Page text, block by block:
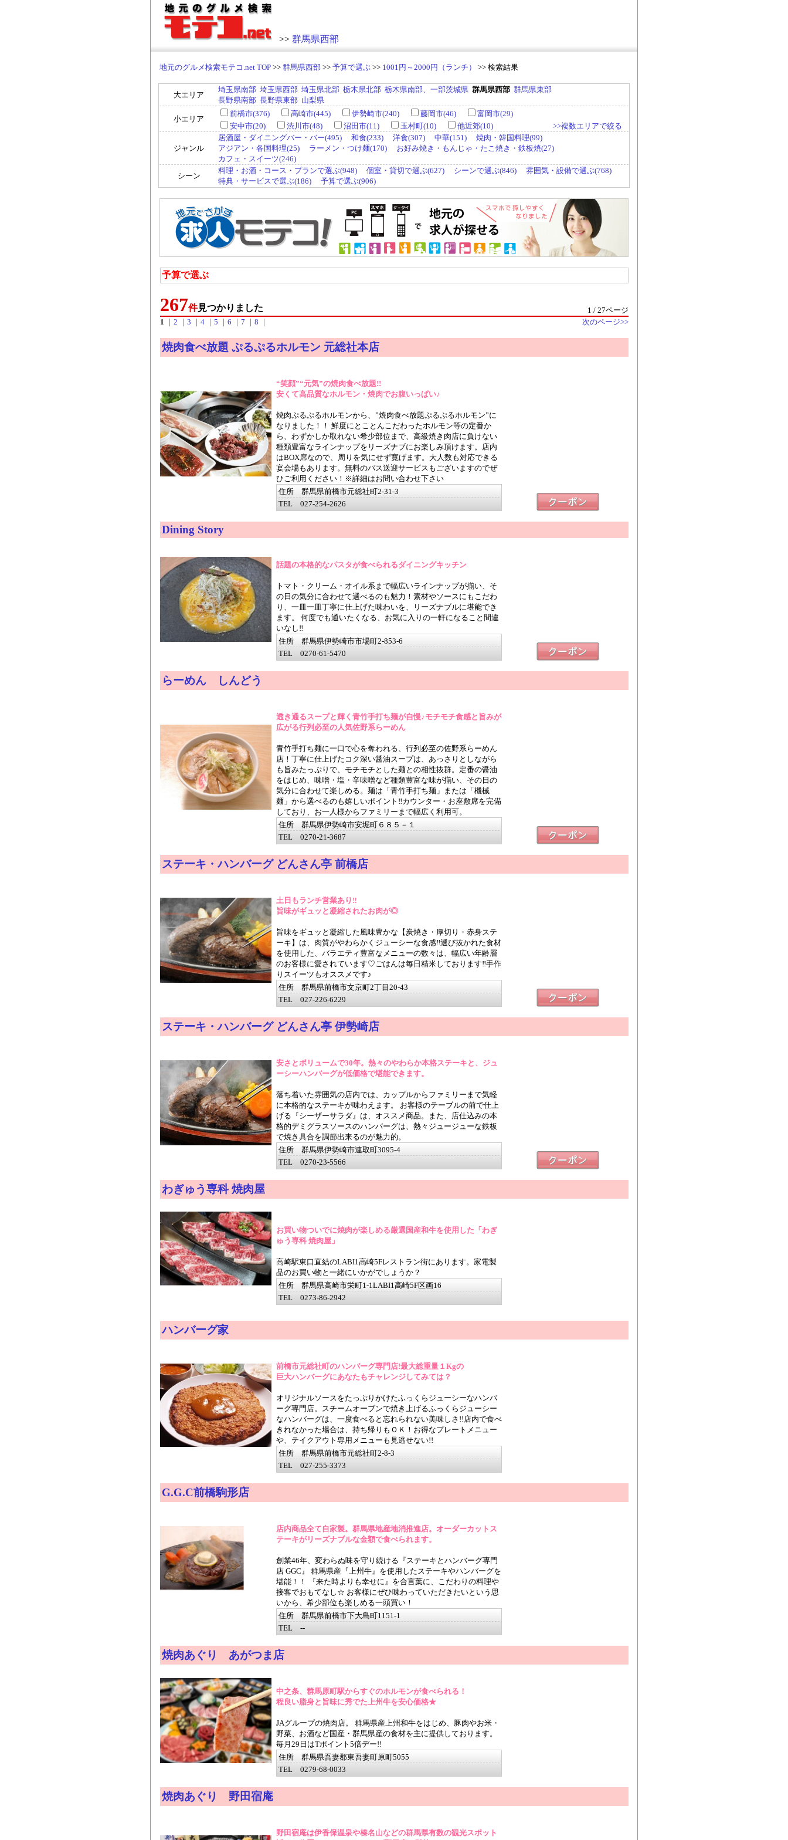
>> 群馬県西部
地元のグルメ検索モテコ.net TOP >> 群馬県西部 >> 予算で選ぶ >> 1001円～2000円（ランチ） >> 検索結果
大エリア
埼玉県南部 埼玉県西部 埼玉県北部 栃木県北部 栃木県南部、一部茨城県 群馬県西部 群馬県東部
長野県南部 長野県東部 山梨県
小エリア
前橋市(376) 高崎市(445) 伊勢崎市(240) 藤岡市(46)
富岡市(29)
安中市(20)
渋川市(48) 沼田市(11) 玉村町(10) 他近郊(10) >>複数エリアで絞る
ジャンル
居酒屋・ダイニングバー・バー(495) 和食(233) 洋食(307) 中華(151)
焼肉・韓国料理(99)
アジアン・各国料理(25)
ラーメン・つけ麺(170)
お好み焼き・もんじゃ・たこ焼き・鉄板焼(27)
カフェ・スイーツ(246)
シーン
料理・お酒・コース・プランで選ぶ(948) 個室・貸切で選ぶ(627) シーンで選ぶ(846)
雰囲気・設備で選ぶ(768)
特典・サービスで選ぶ(186)
予算で選ぶ(906)
予算で選ぶ
267件見つかりました
1 / 27ページ
1
｜ 2 ｜ 3 ｜ 4 ｜ 5 ｜ 6 ｜ 7 ｜ 8 ｜ 次のページ>>
焼肉食べ放題 ぷるぷるホルモン 元総社本店
“笑顔”“元気”の焼肉食べ放題!!
安くて高品質なホルモン・焼肉でお腹いっぱい♪
焼肉ぷるぷるホルモンから、”焼肉食べ放題ぷるぷるホルモン”に
なりました！！ 鮮度にとことんこだわったホルモン等の定番か
ら、わずかしか取れない希少部位まで、高級焼き肉店に負けない
種類豊富なラインナップをリーズナブにお楽しみ頂けます。店内
はBOX席なので、周りを気にせず寛げます。大人数も対応できる
宴会場もあります。無料のバス送迎サービスもございますのでぜ
ひご利用ください！※詳細はお問い合わせ下さい
住所 群馬県前橋市元総社町2-31-3
TEL 027-254-2626
Dining Story
話題の本格的なパスタが食べられるダイニングキッチン
トマト・クリーム・オイル系まで幅広いラインナップが揃い、そ
の日の気分に合わせて選べるのも魅力！素材やソースにもこだわ
り、一皿一皿丁寧に仕上げた味わいを、リーズナブルに堪能でき
ます。 何度でも通いたくなる、お気に入りの一軒になること間違
いなし‼
住所 群馬県伊勢崎市市場町2-853-6
TEL 0270-61-5470
らーめん しんどう
透き通るスープと輝く青竹手打ち麺が自慢♪モチモチ食感と旨みが
広がる行列必至の人気佐野系らーめん
青竹手打ち麺に一口で心を奪われる、行列必至の佐野系らーめん
店！丁寧に仕上げたコク深い醤油スープは、あっさりとしながら
も旨みたっぷりで、モチモチとした麺との相性抜群。定番の醤油
をはじめ、味噌・塩・辛味噌など種類豊富な味が揃い、その日の
気分に合わせて楽しめる。麺は「青竹手打ち麺」または「機械
麺」から選べるのも嬉しいポイント‼カウンター・お座敷席を完備
しており、お一人様からファミリーまで幅広く利用可。
住所 群馬県伊勢崎市安堀町６８５－１
TEL 0270-21-3687
ステーキ・ハンバーグ どんさん亭 前橋店
土日もランチ営業あり‼
旨味がギュッと凝縮されたお肉が◎
旨味をギュッと凝縮した風味豊かな【炭焼き・厚切り・赤身ステ
ーキ】は、肉質がやわらかくジューシーな食感‼選び抜かれた食材
を使用した、バラエティ豊富なメニューの数々は、幅広い年齢層
のお客様に愛されています♡ごはんは毎日精米しております‼手作
りスイーツもオススメです♪
住所 群馬県前橋市文京町2丁目20-43
TEL 027-226-6229
ステーキ・ハンバーグ どんさん亭 伊勢崎店
安さとボリュームで30年。熱々のやわらか本格ステーキと、ジュ
ーシーハンバーグが低価格で堪能できます。
落ち着いた雰囲気の店内では、カップルからファミリーまで気軽
に本格的なステーキが味わえます。 お客様のテーブルの前で仕上
げる『シーザーサラダ』は、オススメ商品。また、店仕込みの本
格的デミグラスソースのハンバーグは、熱々ジュージューな鉄板
で焼き具合を調節出来るのが魅力的。
住所 群馬県伊勢崎市連取町3095-4
TEL 0270-23-5566
わぎゅう専科 焼肉屋
お買い物ついでに焼肉が楽しめる厳選国産和牛を使用した「わぎ
ゅう専科 焼肉屋」
高崎駅東口直結のLABI1高崎5Fレストラン街にあります。家電製
品のお買い物と一緒にいかがでしょうか？
住所 群馬県高崎市栄町1-1LABI1高崎5F区画16
TEL 0273-86-2942
ハンバーグ家
前橋市元総社町のハンバーグ専門店!最大総重量１Kgの
巨大ハンバーグにあなたもチャレンジしてみては？
オリジナルソースをたっぷりかけたふっくらジューシーなハンバ
ーグ専門店。スチームオーブンで焼き上げるふっくらジューシー
なハンバーグは、一度食べると忘れられない美味しさ!!店内で食べ
きれなかった場合は、持ち帰りもＯＫ！お得なプレートメニュー
や、テイクアウト専用メニューも見逃せない!!
住所 群馬県前橋市元総社町2-8-3
TEL 027-255-3373
G.G.C前橋駒形店
店内商品全て自家製。群馬県地産地消推進店。オーダーカットス
テーキがリーズナブルな金額で食べられます。
創業46年、変わらぬ味を守り続ける『ステーキとハンバーグ専門
店 GGC』 群馬県産『上州牛』を使用したステーキやハンバーグを
堪能！！ 『来た時よりも幸せに』を合言葉に、こだわりの料理や
接客でおもてなし☆ お客様にぜひ味わっていただきたいという思
いから、希少部位も楽しめる一頭買い！
住所 群馬県前橋市下大島町1151-1
TEL --
焼肉あぐり あがつま店
中之条、群馬原町駅からすぐのホルモンが食べられる！
程良い脂身と旨味に秀でた上州牛を安心価格★
JAグループの焼肉店。 群馬県産上州和牛をはじめ、豚肉やお米・
野菜、お酒など国産・群馬県産の食材を主に提供しております。
毎月29日はTポイント5倍デー!!
住所 群馬県吾妻郡東吾妻町原町5055
TEL 0279-68-0033
焼肉あぐり 野田宿庵
野田宿庵は伊香保温泉や榛名山などの群馬県有数の観光スポット